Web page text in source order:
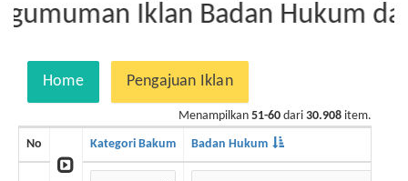
Iklan Badan Hukum
Home Pengajuan Iklan
Menampilkan 51-60 dari 30.908 item.
No Kategori Bakum Badan Hukum